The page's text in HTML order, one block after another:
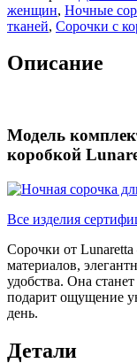
женщин, Ночные
тканей, Сорочки с
Описание
Модель
коробкой
Все изделия
Сорочки от Lunaretta
материалов,
удобства. Она
подарит ощущение
день.
Детали